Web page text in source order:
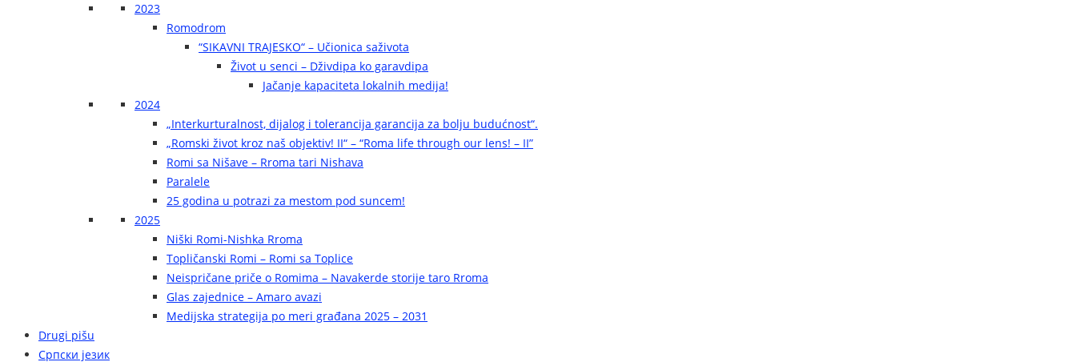
2023
Romodrom
“SIKAVNI TRAJESKO“ – Učionica saživota
Život u senci – Dživdipa ko garavdipa
Jačanje kapaciteta lokalnih medija!
2024
„Interkurturalnost, dijalog i tolerancija garancija za bolju budućnost“.
„Romski život kroz naš objektiv! II“ – “Roma life through our lens! – II”
Romi sa Nišave – Rroma tari Nishava
Paralele
25 godina u potrazi za mestom pod suncem!
2025
Niški Romi-Nishka Rroma
Topličanski Romi – Romi sa Toplice
Neispričane priče o Romima – Navakerde storije taro Rroma
Glas zajednice – Amaro avazi
Medijska strategija po meri građana 2025 – 2031
Drugi pišu
Српски језик